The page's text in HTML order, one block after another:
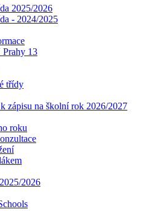
2025/2026
- 2024/2025
Prahy 13
třídy
zápisu na školní rok 2026/2027
roku
2026